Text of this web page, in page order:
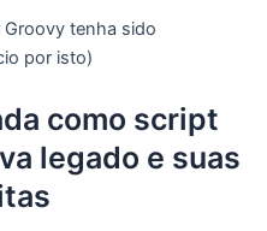
tenha sido
por isto)
como script
legado e suas